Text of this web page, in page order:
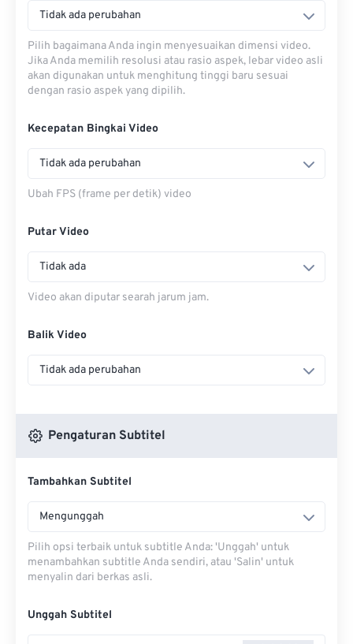
Tidak ada perubahan
Pilih bagaimana Anda ingin menyesuaikan dimensi video.
Jika Anda memilih resolusi atau rasio aspek, lebar video asli
akan digunakan untuk menghitung tinggi baru sesuai
dengan rasio aspek yang dipilih.
Kecepatan Bingkai Video
Tidak ada perubahan
Ubah FPS (frame per detik) video
Putar Video
Tidak ada
Video akan diputar searah jarum jam.
Balik Video
Tidak ada perubahan
Pengaturan Subtitel
Tambahkan Subtitel
Mengunggah
Pilih opsi terbaik untuk subtitle Anda: 'Unggah' untuk
menambahkan subtitle Anda sendiri, atau 'Salin' untuk
menyalin dari berkas asli.
Unggah Subtitel